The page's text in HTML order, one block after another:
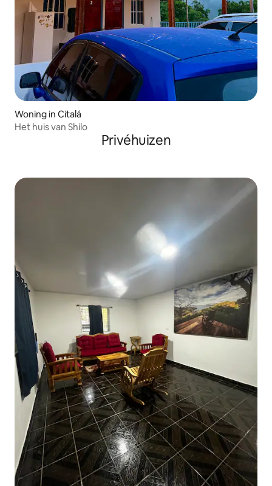
Woning in Citalá
Het huis van Shilo
Privéhuizen